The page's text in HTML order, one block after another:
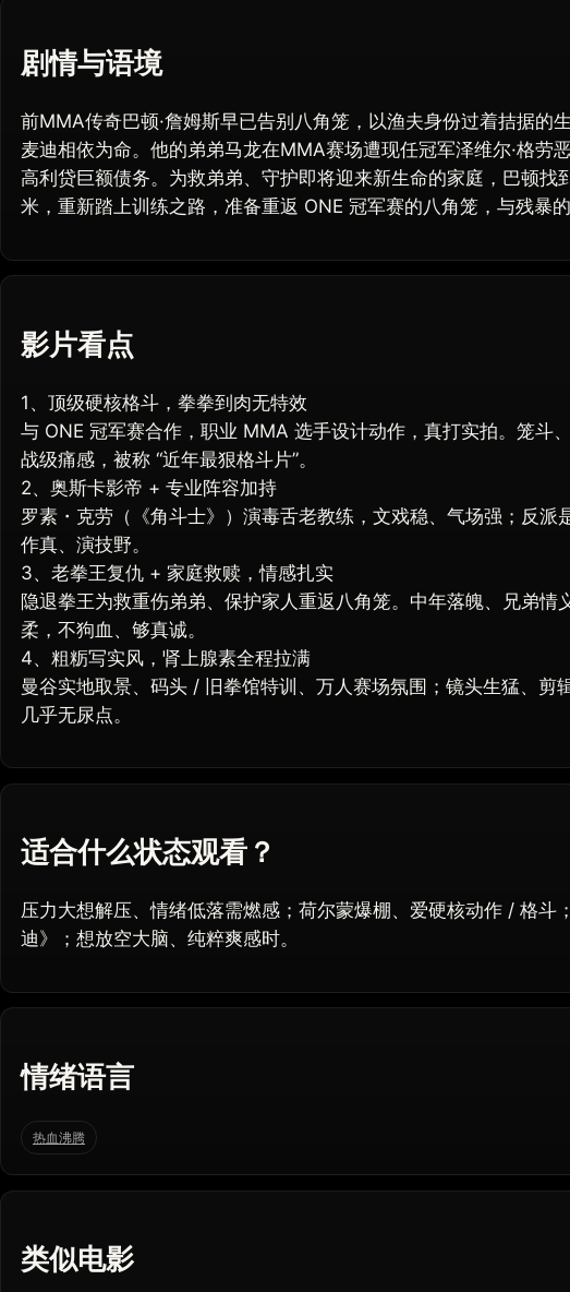
剧情与语境
前MMA传奇巴顿·詹姆斯早已告别八角笼，以渔夫身份过着拮据的
麦迪相依为命。他的弟弟马龙在MMA赛场遭现任冠军泽维尔·格劳
高利贷巨额债务。为救弟弟、守护即将迎来新生命的家庭，巴顿找
米，重新踏上训练之路，准备重返 ONE 冠军赛的八角笼，与残暴的
影片看点
1、顶级硬核格斗，拳拳到肉无特效
与 ONE 冠军赛合作，职业 MMA 选手设计动作，真打实拍。笼斗
战级痛感，被称 “近年最狠格斗片”。
2、奥斯卡影帝 + 专业阵容加持
罗素・克劳（《角斗士》）演毒舌老教练，文戏稳、气场强；反派
作真、演技野。
3、老拳王复仇 + 家庭救赎，情感扎实
隐退拳王为救重伤弟弟、保护家人重返八角笼。中年落魄、兄弟情
柔，不狗血、够真诚。
4、粗粝写实风，肾上腺素全程拉满
曼谷实地取景、码头 / 旧拳馆特训、万人赛场氛围；镜头生猛、剪
几乎无尿点。
适合什么状态观看？
压力大想解压、情绪低落需燃感；荷尔蒙爆棚、爱硬核动作 / 格斗
迪》；想放空大脑、纯粹爽感时。
情绪语言
热血沸腾
类似电影